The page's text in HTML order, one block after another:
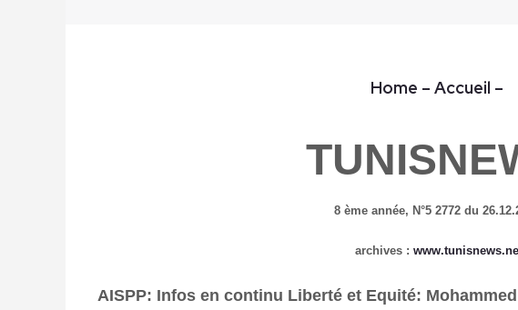
Home – Accueil –
8 ème année, N°5 2772 du
archives :
AISPP: Infos en continu Liberté et Equité: